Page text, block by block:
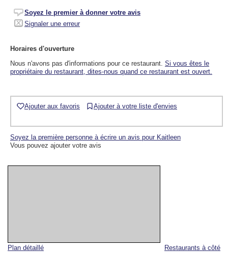
Restaurants à côté
Plan détaillé
Soyez le premier à donner votre avis
Signaler une erreur
Horaires d'ouverture
Nous n'avons pas d'informations pour ce restaurant. Si vous êtes le
propriétaire du restaurant, dites-nous quand ce restaurant est ouvert.
Ajouter aux favoris Ajouter à votre liste d'envies
Soyez la première personne à écrire un avis pour Kaitleen
Vous pouvez ajouter votre avis